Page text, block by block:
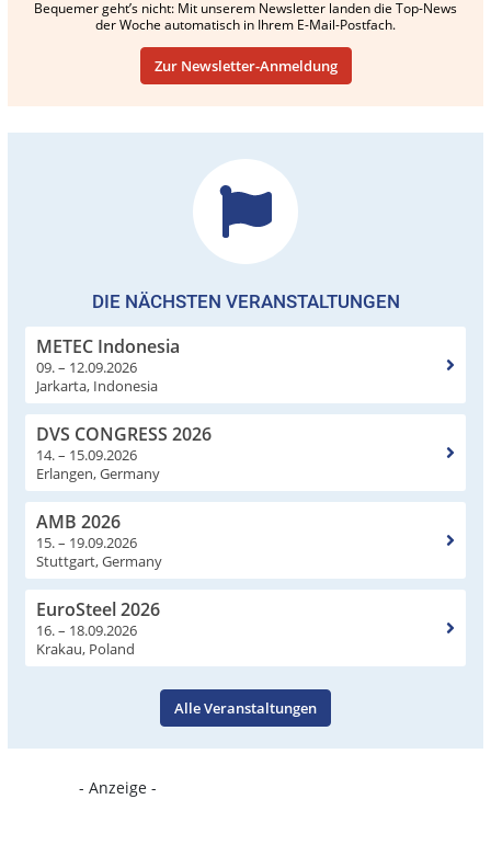
Bequemer geht’s nicht: Mit unserem Newsletter landen die Top-News
der Woche automatisch in Ihrem E-Mail-Postfach.
Zur Newsletter-Anmeldung
DIE NÄCHSTEN VERANSTALTUNGEN
METEC Indonesia
09. – 12.09.2026
Jarkarta, Indonesia
DVS CONGRESS 2026
14. – 15.09.2026
Erlangen, Germany
AMB 2026
15. – 19.09.2026
Stuttgart, Germany
EuroSteel 2026
16. – 18.09.2026
Krakau, Poland
Alle Veranstaltungen
- Anzeige -